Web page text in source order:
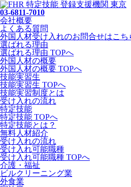
03-6811-7010
会社概要
よくある質問
外国人材受け入れのお問合せはこち
選ばれる理由
選ばれる理由 TOPへ
外国人材の概要
外国人材の概要 TOPへ
技能実習生
技能実習生 TOPへ
技能実習制度とは
受け入れの流れ
特定技能
特定技能 TOPへ
特定技能とは？
無料人材紹介
受け入れの流れ
受け入れ可能職種
受け入れ可能職種 TOPへ
介護・福祉
ビルクリーニング業
外食業